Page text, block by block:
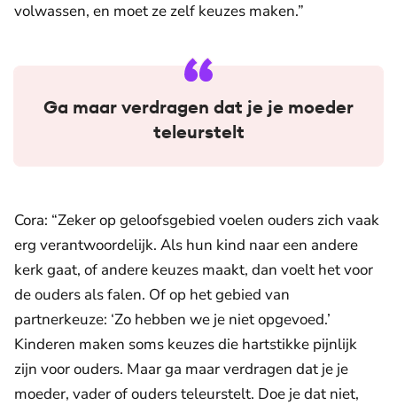
volwassen, en moet ze zelf keuzes maken.”
Ga maar verdragen dat je je moeder
teleurstelt
Cora: “Zeker op geloofsgebied voelen ouders zich vaak
erg verantwoordelijk. Als hun kind naar een andere
kerk gaat, of andere keuzes maakt, dan voelt het voor
de ouders als falen. Of op het gebied van
partnerkeuze: ‘Zo hebben we je niet opgevoed.’
Kinderen maken soms keuzes die hartstikke pijnlijk
zijn voor ouders. Maar ga maar verdragen dat je je
moeder, vader of ouders teleurstelt. Doe je dat niet,